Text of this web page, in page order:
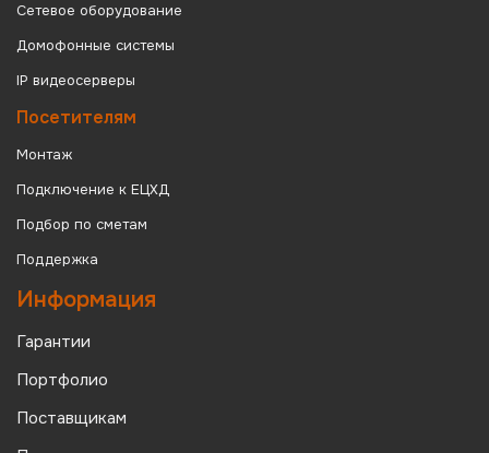
Сетевое оборудование
Домофонные системы
IP видеосерверы
Посетителям
Монтаж
Подключение к ЕЦХД
Подбор по сметам
Поддержка
Информация
Гарантии
Портфолио
Поставщикам